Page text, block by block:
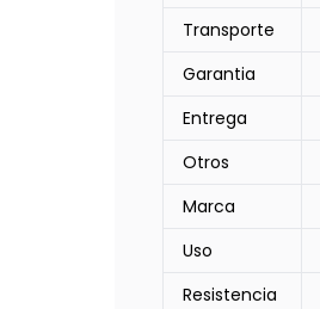
Transporte
Garantia
Entrega
Otros
Marca
Uso
Resistencia